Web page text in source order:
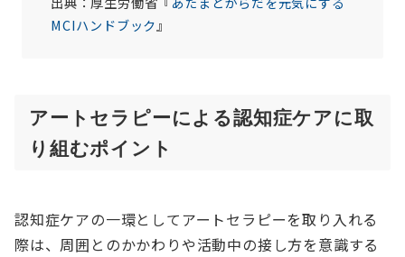
MCIハンドブック 』
アートセラピーによる認知症ケアに取
り組むポイント
認知症ケアの一環としてアートセラピーを取り入れる
際は、周囲とのかかわりや活動中の接し方を意識する